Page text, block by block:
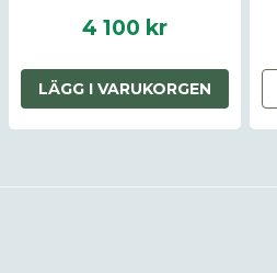
4 100 kr
LÄGG I VARUKORGEN